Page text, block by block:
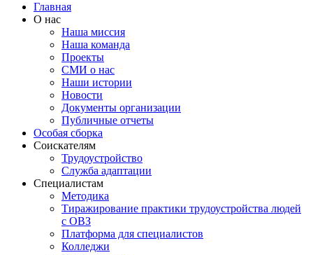
Главная
О нас
Наша миссия
Наша команда
Проекты
СМИ о нас
Наши истории
Новости
Документы организации
Публичные отчеты
Особая сборка
Соискателям
Трудоустройство
Служба адаптации
Специалистам
Методика
Тиражирование практики трудоустройства людей
с ОВЗ
Платформа для специалистов
Колледжи